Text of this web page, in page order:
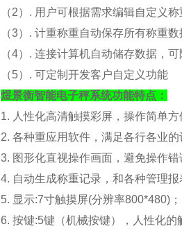
（2）. 用户可根据需求编辑自定义
（3）. 计重称重自动保存所有称重数
（4）. 连接计算机自动储存数据，可
（5）. 可定制开发客户自定义功能
煜景衡智能电子秤系统功能特点：
1. 人性化高清触摸彩屏，操作简单方
2. 各种重应用软件，满足各行各业的
3. 图形化直视操作画面，避免操作错
4. 自动生成称重记录，和各种管理报
5. 显示:7寸触摸屏(分辨率800*480)
6. 按键:5键（机械按键），人性化的